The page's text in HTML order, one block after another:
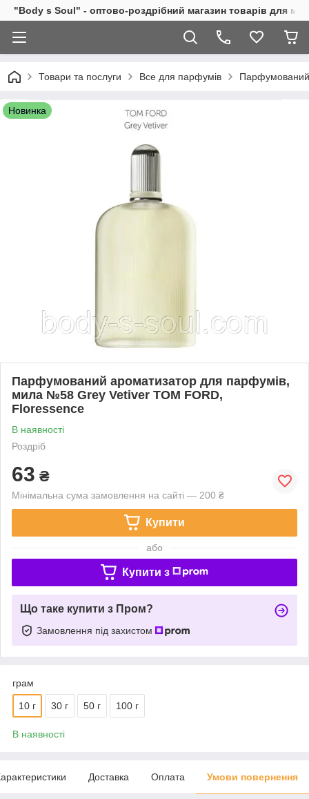
"Body s Soul" - оптово-роздрібний магазин товарів для
Товари та послуги Все для парфумів
Новинка
Парфумований ароматизатор для парфумів,
мила №58 Grey Vetiver TOM FORD,
Floressence
В наявності
Роздріб
63 ₴
Мінімальна сума замовлення на сайті — 200 ₴
Купити
або
Купити з
Що таке купити з Пром?
Замовлення під захистом
грам
10 г 30 г 50 г 100 г
В наявності
Доставка Оплата Умови повернення